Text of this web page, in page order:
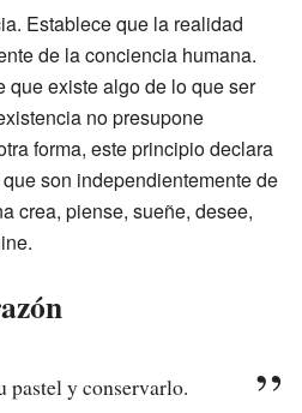
Establece que la realidad
de la conciencia humana.
que existe algo de lo que ser
no presupone
forma, este principio declara
son independientemente de
crea, piense, sueñe, desee,
pastel y conservarlo.